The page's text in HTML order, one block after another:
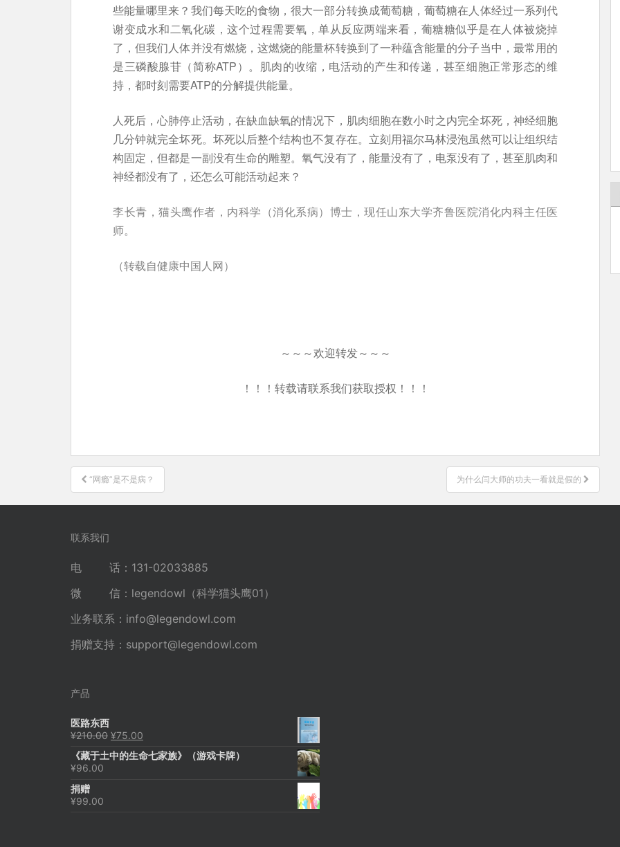
些能量哪里来？我们每天吃的食物，很大一部分转换成葡萄糖，葡萄糖在人体经过一系列代
谢变成水和二氧化碳，这个过程需要氧，单从反应两端来看，葡糖糖似乎是在人体被烧掉
了，但我们人体并没有燃烧，这燃烧的能量杯转换到了一种蕴含能量的分子当中，最常用的
是三磷酸腺苷（简称ATP）。肌肉的收缩，电活动的产生和传递，甚至细胞正常形态的维
持，都时刻需要ATP的分解提供能量。
人死后，心肺停止活动，在缺血缺氧的情况下，肌肉细胞在数小时之内完全坏死，神经细胞
几分钟就完全坏死。坏死以后整个结构也不复存在。立刻用福尔马林浸泡虽然可以让组织结
构固定，但都是一副没有生命的雕塑。氧气没有了，能量没有了，电泵没有了，甚至肌肉和
神经都没有了，还怎么可能活动起来？
李长青，猫头鹰作者，内科学（消化系病）博士，现任山东大学齐鲁医院消化内科主任医
师。
（转载自健康中国人网）
～～～欢迎转发～～～
！！！转载请联系我们获取授权！！！
文
章
导
“网瘾”是不是病？ 为什么闫大师的功夫一看就是假的
联系我们
电 话：131-02033885
微 信：legendowl（科学猫头鹰01）
业务联系： info@legendowl.com
捐赠支持： support@legendowl.com
产品
医路东西
¥210.00 原
为：
¥75.00
价
《藏于土中的生命七家族》（游戏卡牌）
¥96.00
捐赠
¥99.00